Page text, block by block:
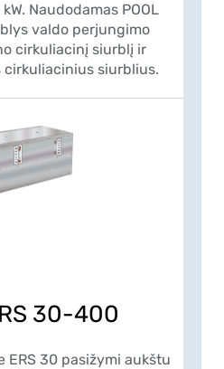
Naudodamas POOL
valdo perjungimo
cirkuliacinį siurblį ir
cirkuliacinius siurblius.
30-400
ERS 30 pasižymi aukštu